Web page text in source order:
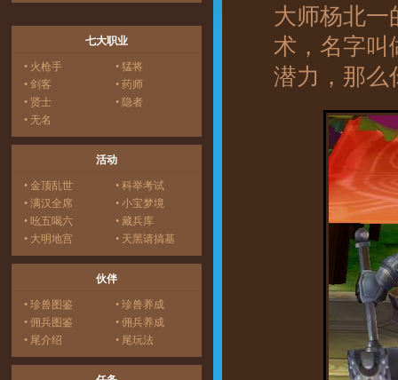
七大职业
• 火枪手
• 猛将
• 剑客
• 药师
• 贤士
• 隐者
• 无名
活动
• 金顶乱世
• 科举考试
• 满汉全席
• 小宝梦境
• 吆五喝六
• 藏兵库
• 大明地宫
• 天黑请搞基
伙伴
• 珍兽图鉴
• 珍兽养成
• 佣兵图鉴
• 佣兵养成
• 尾介绍
• 尾玩法
大师杨北一
术，名字叫
潜力，那么